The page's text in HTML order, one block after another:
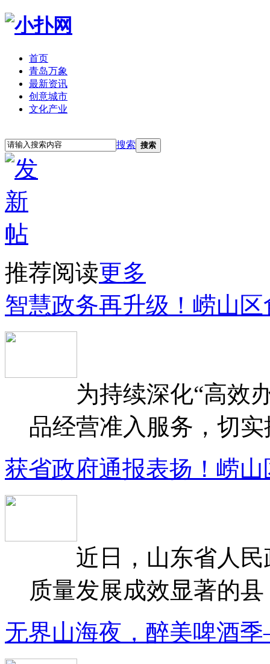
首页
青岛万象
最新资讯
创意城市
文化产业
搜索 搜索
推荐阅读更多
智慧政务再升级！崂山
为持续深化“高效办
品经营准入服务，切
获省政府通报表扬！崂
近日，山东省人民
质量发展成效显著的
无界山海夜，醉美啤酒